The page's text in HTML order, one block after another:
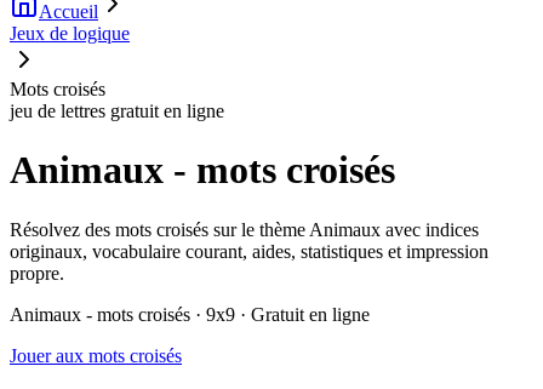
Accueil
Jeux de logique
Mots croisés
jeu de lettres gratuit en ligne
Animaux - mots croisés
Résolvez des mots croisés sur le thème Animaux avec indices
originaux, vocabulaire courant, aides, statistiques et impression
propre.
Animaux - mots croisés · 9x9 · Gratuit en ligne
Jouer aux mots croisés